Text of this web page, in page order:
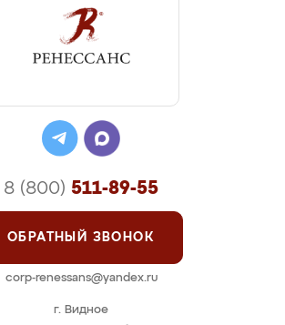
г. Видное
8 (800) 511-89-55
ОБРАТНЫЙ ЗВОНОК
corp-renessans@yandex.ru